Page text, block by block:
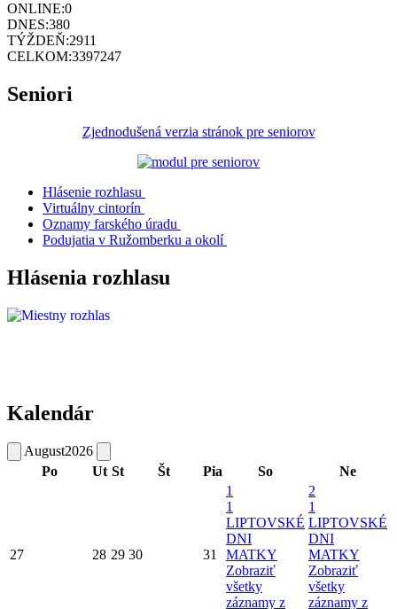
ONLINE:0
DNES:380
TÝŽDEŇ:2911
CELKOM:3397247
Seniori
Zjednodušená verzia stránok pre seniorov
Hlásenie rozhlasu
Virtuálny cintorín
Oznamy farského úradu
Podujatia v Ružomberku a okolí
Hlásenia rozhlasu
Kalendár
August2026
Po
Ut St Št Pia So Ne
27 28 29 30 31
1
1
LIPTOVSKÉ
DNI
MATKY
Zobraziť
všetky
záznamy z
2
1
LIPTOVSKÉ
DNI
MATKY
Zobraziť
všetky
záznamy z